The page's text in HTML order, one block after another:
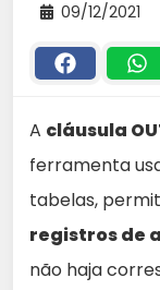
09/12/2021
A cláusula
ferramenta
tabelas,
registros de
não haja